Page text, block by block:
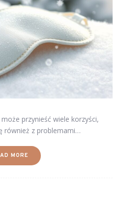
przynieść wiele korzyści,
również z problemami…
MORE